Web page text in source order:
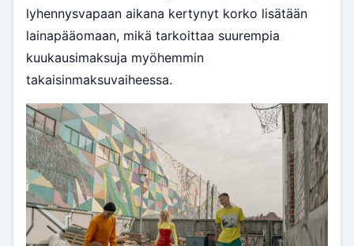
lyhennysvapaan aikana kertynyt korko lisätään
lainapääomaan, mikä tarkoittaa suurempia
kuukausimaksuja myöhemmin
takaisinmaksuvaiheessa.